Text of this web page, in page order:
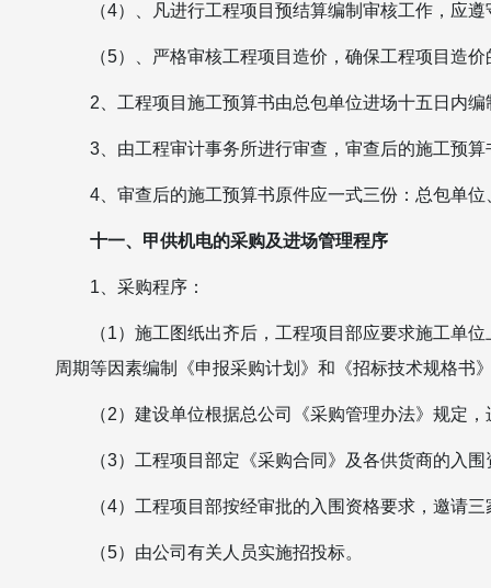
（4）、凡进行工程项目预结算编制审核工作，应
（5）、严格审核工程项目造价，确保工程项目造
2、工程项目施工预算书由总包单位进场十五日内编
3、由工程审计事务所进行审查，审查后的施工预
4、审查后的施工预算书原件应一式三份：总包单
十一、甲供机电的采购及进场管理程序
1、采购程序：
（1）施工图纸出齐后，工程项目部应要求施工单
周期等因素编制《申报采购计划》和《招标技术规格书
（2）建设单位根据总公司《采购管理办法》规定
（3）工程项目部定《采购合同》及各供货商的入
（4）工程项目部按经审批的入围资格要求，邀请
（5）由公司有关人员实施招投标。